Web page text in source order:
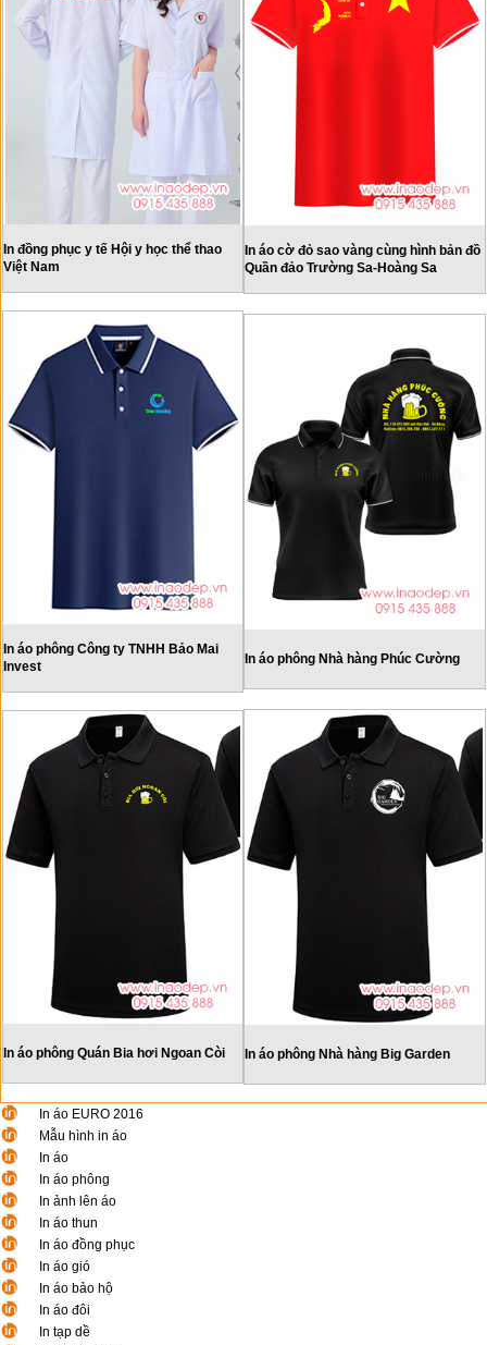
In đồng phục y tế Hội y học thể thao
Việt Nam
In áo cờ đỏ sao vàng cùng hình bản đồ
Quần đảo Trường Sa-Hoàng Sa
In áo phông Công ty TNHH Bảo Mai
Invest
In áo phông Nhà hàng Phúc Cường
In áo phông Quán Bia hơi Ngoan Còi In áo phông Nhà hàng Big Garden
In áo EURO 2016
Mẫu hình in áo
In áo
In áo phông
In ảnh lên áo
In áo thun
In áo đồng phục
In áo gió
In áo bảo hộ
In áo đôi
In tạp dề